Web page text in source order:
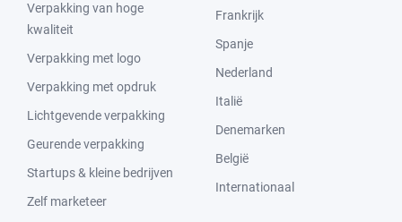
Verpakking van hoge
kwaliteit
Verpakking met logo
Verpakking met opdruk
Lichtgevende verpakking
Geurende verpakking
Startups & kleine bedrijven
Zelf marketeer
Frankrijk
Spanje
Nederland
Italië
Denemarken
België
Internationaal